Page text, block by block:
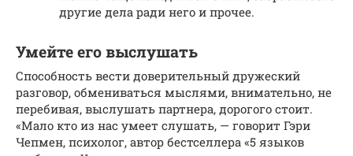
другие дела ради него и прочее.
Умейте его выслушать
Способность вести доверительный дружеский
разговор, обмениваться мыслями, внимательно, не
перебивая, выслушать партнера, дорогого стоит.
«Мало кто из нас умеет слушать, — говорит Гэри
Чепмен, психолог, автор бестселлера «5 языков